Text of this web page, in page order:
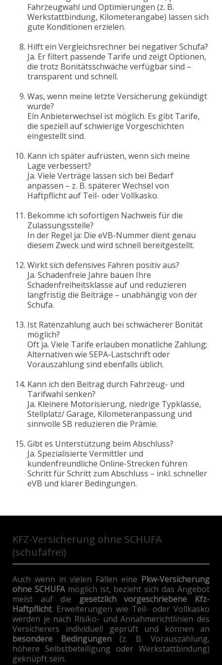
Fahrzeugwahl und Optimierungen (z. B.
Werkstattbindung, Kilometerangabe) lassen sich
gute Konditionen erzielen.
Hilft ein Vergleichsrechner bei negativer Schufa?
Ja. Er filtert passende Tarife und zeigt Optionen,
die trotz Bonitätsschwäche verfügbar sind –
transparent und schnell.
Was, wenn meine letzte Versicherung gekündigt
wurde?
Ein Anbieterwechsel ist möglich. Es gibt Tarife,
die speziell auf schwierige Vorgeschichten
eingestellt sind.
Kann ich später aufrüsten, wenn sich meine
Lage verbessert?
Ja. Viele Verträge lassen sich bei Bedarf
anpassen – z. B. späterer Wechsel von
Haftpflicht auf Teil- oder Vollkasko.
Bekomme ich sofortigen Nachweis für die
Zulassungsstelle?
In der Regel ja: Die eVB-Nummer dient genau
diesem Zweck und wird schnell bereitgestellt.
Wirkt sich defensives Fahren positiv aus?
Ja. Schadenfreie Jahre bauen Ihre
Schadenfreiheitsklasse auf und reduzieren
langfristig die Beiträge – unabhängig von der
Schufa.
Ist Ratenzahlung auch bei schwächerer Bonität
möglich?
Oft ja. Viele Tarife erlauben monatliche Zahlung;
Alternativen wie SEPA-Lastschrift oder
Vorauszahlung sind ebenfalls üblich.
Kann ich den Beitrag durch Fahrzeug- und
Tarifwahl senken?
Ja. Kleinere Motorisierung, niedrige Typklasse,
Stellplatz/ Garage, Kilometeranpassung und
sinnvolle SB reduzieren die Prämie.
Gibt es Unterstützung beim Abschluss?
Ja. Spezialisierte Vermittler und
kundenfreundliche Online-Strecken führen
Schritt für Schritt zum Abschluss – inkl. schneller
eVB und klarer Bedingungen.
KFZ-Versicherung ohne SCHUFA
(schufafrei)
Auch wenn in vielen Fällen eine Pkw-Versicherung
ohne SCHUFAmöglich ist, bezieht sich das Angebot
meist auf die gesetzlich vorgeschriebene Kfz-
Haftpflicht. Erweiterungen wie Teil- oder Vollkasko
werden je nach Risiko- und Annahmerichtlinien des
Versicherers individuell geprüft und können an
besondere Bedingungen(z. B. Vorauszahlung,
höhere Selbstbeteiligung oder Werkstattbindung)
geknüpft sein.